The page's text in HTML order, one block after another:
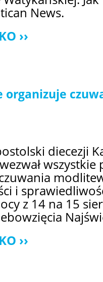
News.
organizuje
diecezji
i
z 14 na 15